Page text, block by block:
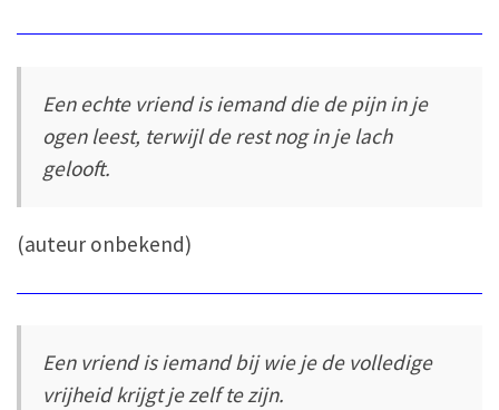
Een echte vriend is iemand die de pijn in je
ogen leest, terwijl de rest nog in je lach
gelooft.
(auteur onbekend)
Een vriend is iemand bij wie je de volledige
vrijheid krijgt je zelf te zijn.